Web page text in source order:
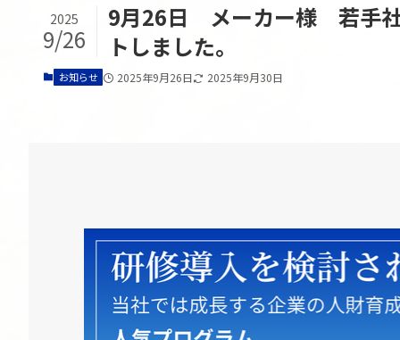
9月26日 メーカー様 若手社
トしました。
2025
9/26
お知らせ 2025年9月26日 2025年9月30日